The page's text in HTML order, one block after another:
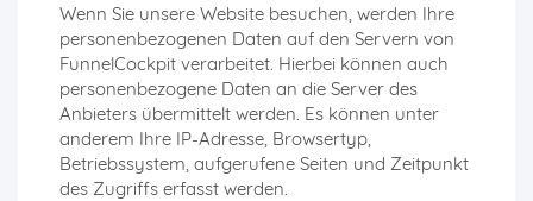
Wenn Sie unsere Website besuchen, werden Ihre
personenbezogenen Daten auf den Servern von
FunnelCockpit verarbeitet. Hierbei können auch
personenbezogene Daten an die Server des
Anbieters übermittelt werden. Es können unter
anderem Ihre IP-Adresse, Browsertyp,
Betriebssystem, aufgerufene Seiten und Zeitpunkt
des Zugriffs erfasst werden.